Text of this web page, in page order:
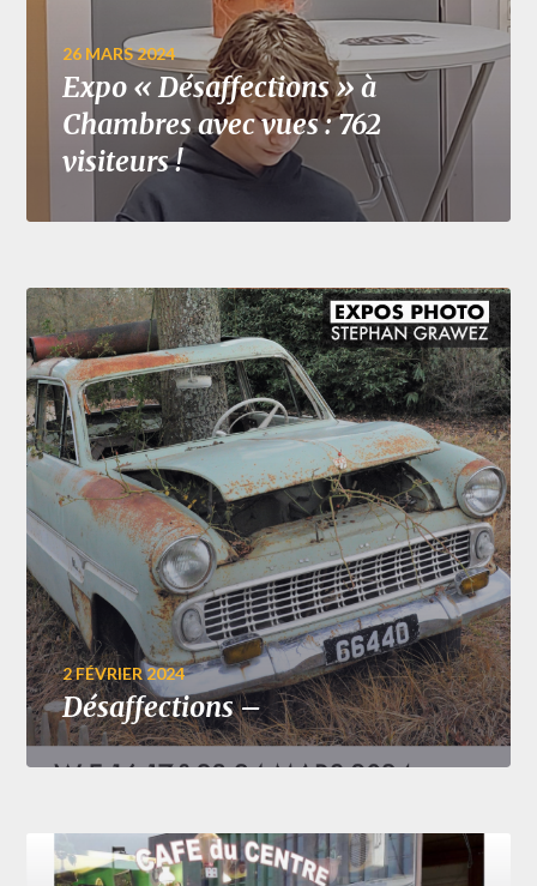
26 MARS 2024
Expo « Désaffections » à
Chambres avec vues : 762
visiteurs !
2 FÉVRIER 2024
Désaffections –